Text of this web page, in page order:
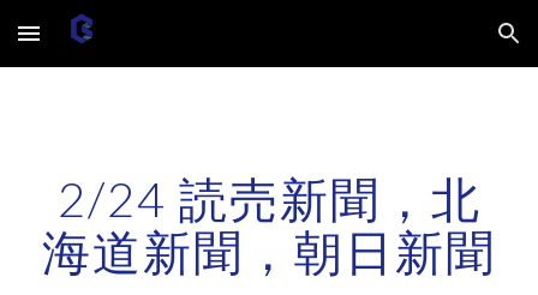
Skip to main content Skip to navigation
2/24 読売新聞，北
海道新聞，朝日新聞